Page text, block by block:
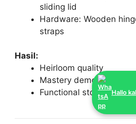
sliding lid
Hardware: Wooden
straps
Hasil:
Heirloom quality
Mastery demonstration
Functional storageHallo